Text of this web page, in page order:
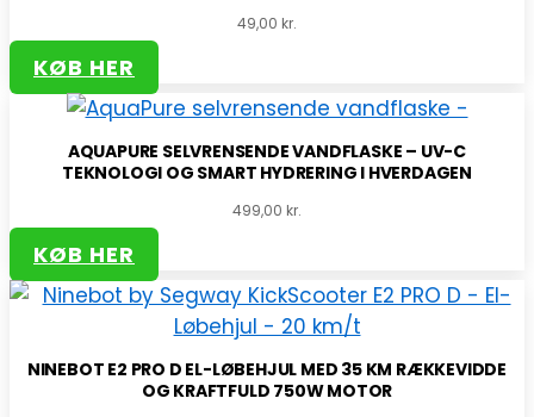
49,00 kr.
KØB HER
AQUAPURE SELVRENSENDE VANDFLASKE – UV-C
TEKNOLOGI OG SMART HYDRERING I HVERDAGEN
499,00 kr.
KØB HER
NINEBOT E2 PRO D EL-LØBEHJUL MED 35 KM RÆKKEVIDDE
OG KRAFTFULD 750W MOTOR